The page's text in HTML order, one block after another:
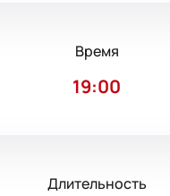
Время
19:00
Длительность